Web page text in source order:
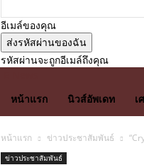
อีเมล์ของคุณ
รหัสผ่านจะถูกอีเมล์ถึงคุณ
หน้าแรก
นิวส์อัพเดท เ
หน้าแรก ข่าวประชาสัมพันธ์
ข่าวประชาสัมพันธ์